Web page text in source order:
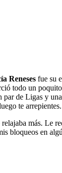
Reneses fue su
todo un
de Ligas y
te
más. Le
bloqueos en